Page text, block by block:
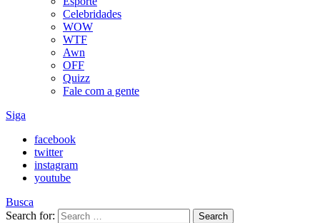
Celebridades
WOW
WTF
Awn
OFF
Quizz
Fale com a gente
Siga
facebook
twitter
instagram
youtube
Busca
Search for:
Search